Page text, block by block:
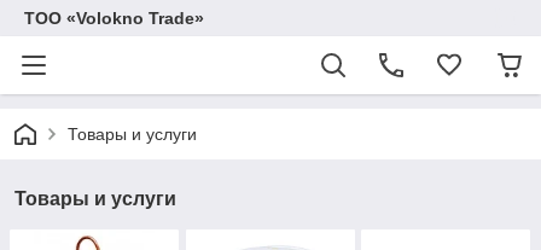
ТОО «Volokno Trade»
Товары и услуги
Товары и услуги